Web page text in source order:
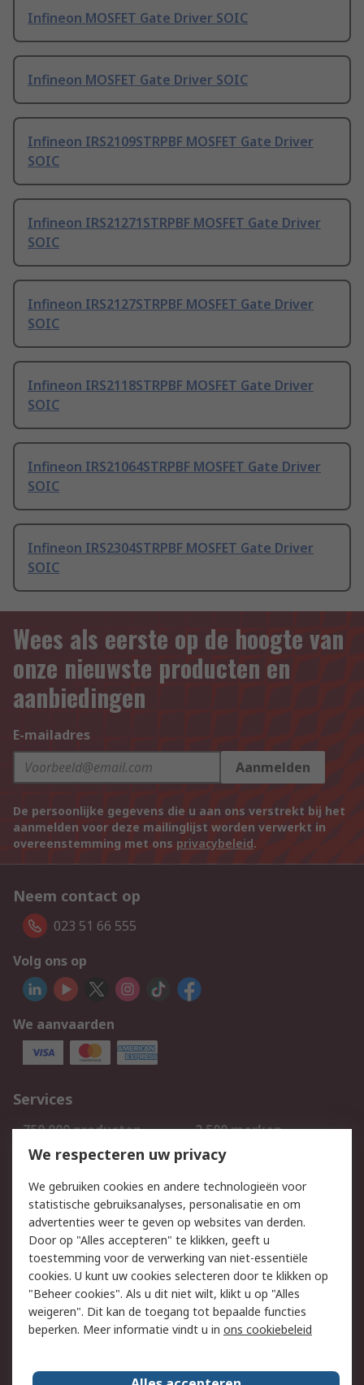
Infineon MOSFET Gate Driver SOIC
Infineon MOSFET Gate Driver SOIC
Infineon IRS2109STRPBF MOSFET Gate Driver
SOIC
Infineon IRS21271STRPBF MOSFET Gate Driver
SOIC
Infineon IRS2127STRPBF MOSFET Gate Driver
SOIC
Infineon IRS2118STRPBF MOSFET Gate Driver
SOIC
Infineon IRS21064STRPBF MOSFET Gate Driver
SOIC
Infineon IRS2304STRPBF MOSFET Gate Driver
SOIC
Wees als eerste op de hoogte van
onze nieuwste producten en
aanbiedingen
E-mailadres
Aanmelden
De persoonlijke gegevens die u aan ons verstrekt bij het
aanmelden voor deze mailinglijst worden verwerkt in
overeenstemming met ons privacybeleid.
Neem contact op
023 51 66 555
Volg ons op
We aanvaarden
Services
750.000 producten
2.500 merken
Bestellen
Inkoopoplossingen
Track & Trace
Wettelijk
Cookiebeleid
Email veiligheid
Privacybeleid
Websitevoorwaarden
Algemene
verkoopvoorwaarden
Over RS
We respecteren uw privacy
We gebruiken cookies en andere technologieën voor
statistische gebruiksanalyses, personalisatie en om
advertenties weer te geven op websites van derden.
Door op "Alles accepteren" te klikken, geeft u
toestemming voor de verwerking van niet-essentiële
cookies. U kunt uw cookies selecteren door te klikken op
"Beheer cookies". Als u dit niet wilt, klikt u op "Alles
weigeren". Dit kan de toegang tot bepaalde functies
beperken. Meer informatie vindt u in ons cookiebeleid